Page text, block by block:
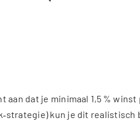
aan dat je minimaal 1,5 %
kun je dit realistisch